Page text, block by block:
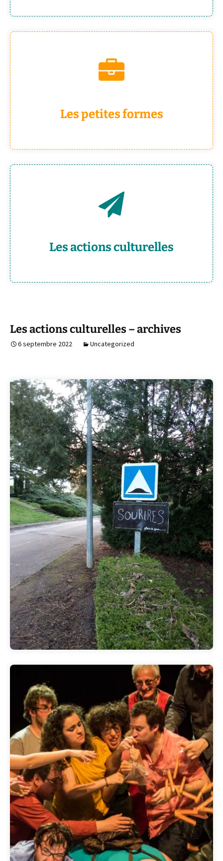
Les petites formes
>>Clique<<
Les actions culturelles
>>Clique<<
Les actions culturelles – archives
6 septembre 2022 Uncategorized
Projet de territoire de Semur-en-
Auxois
>>Clique<<
Re-Built
>>Clique<<